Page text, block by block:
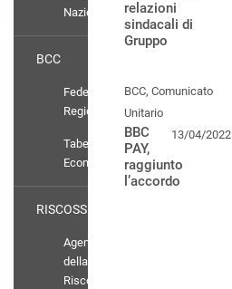
Nazionale
BCC
Federazioni
Regionali
Tabelle
Economiche
RISCOSSIONE
Agenti
della
Riscossione
relazioni
sindacali di
Gruppo
BCC, Comunicato
Unitario
13/04/2022
BBC
PAY,
raggiunto
l’accordo